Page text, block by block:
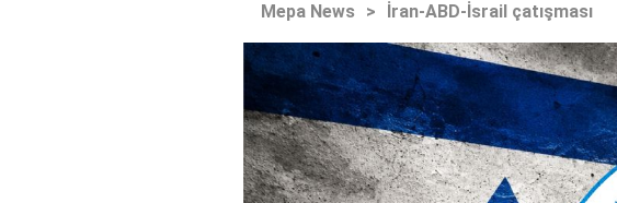
Mepa News > İran-ABD-İsrail çatışması